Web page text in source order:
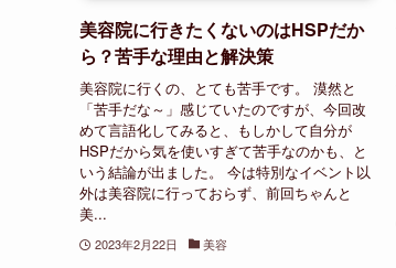
美容院に行きたくないのはHSPだか
ら？苦手な理由と解決策
美容院に行くの、とても苦手です。 漠然と
「苦手だな～」感じていたのですが、今回改
めて言語化してみると、もしかして自分が
HSPだから気を使いすぎて苦手なのかも、と
いう結論が出ました。 今は特別なイベント以
外は美容院に行っておらず、前回ちゃんと
美...
2023年2月22日 美容